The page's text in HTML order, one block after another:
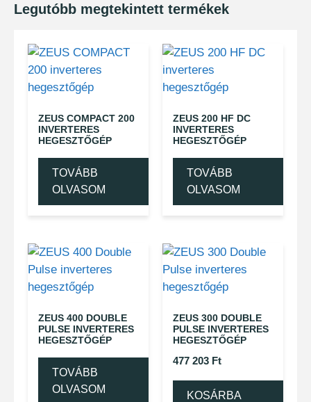
Legutóbb megtekintett termékek
ZEUS COMPACT 200
INVERTERES
HEGESZTŐGÉP
TOVÁBB
OLVASOM
ZEUS 200 HF DC
INVERTERES
HEGESZTŐGÉP
TOVÁBB
OLVASOM
ZEUS 400 DOUBLE
PULSE INVERTERES
HEGESZTŐGÉP
TOVÁBB
OLVASOM
ZEUS 300 DOUBLE
PULSE INVERTERES
HEGESZTŐGÉP
477 203 Ft
KOSÁRBA